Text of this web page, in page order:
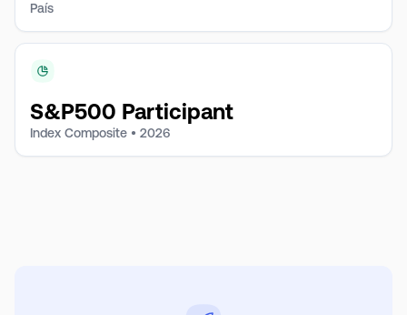
País
S&P500 Participant
Index Composite • 2026